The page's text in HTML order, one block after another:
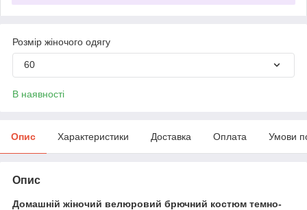
Розмір жіночого одягу
60
В наявності
Опис Характеристики Доставка Оплата Умови
Опис
Домашній жіночий велюровий брючний костюм темно-